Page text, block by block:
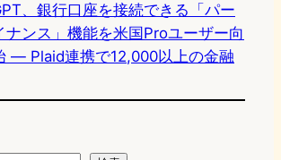
、銀行口座を接続できる「パー
ナンス」機能を米国Proユーザー向
― Plaid連携で12,000以上の金融